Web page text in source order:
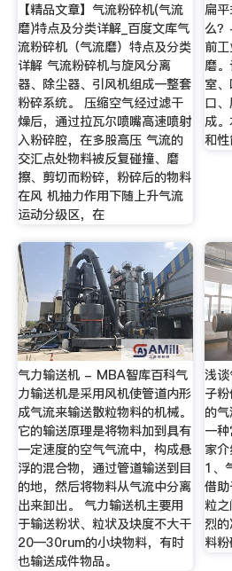
【精品文章】气流粉碎机(气流
磨)特点及分类详解_百度文库气
流粉碎机（气流磨）特点及分类
详解 气流粉碎机与旋风分离
器、除尘器、引风机组成一整套
粉碎系统。 压缩空气经过滤干
燥后，通过拉瓦尔喷嘴高速喷射
入粉碎腔，在多股高压 气流的
交汇点处物料被反复碰撞、磨
擦、剪切而粉碎，粉碎后的物料
在风 机抽力作用下随上升气流
运动分级区，在
扁
么
前
磨
室
口
成
和性
气力输送机 - MBA智库百科气
力输送机是采用风机使管道内形
成气流来输送散粒物料的机械。
它的输送原理是将物料加到具有
一定速度的空气气流中，构成悬
浮的混合物，通过管道输送到目
的地，然后将物料从气流中分离
出来卸出。 气力输送机主要用
于输送粉状、粒状及块度不大干
20—30rum的小块物料，有时
也输送成件物品。
浅
子
的
一
家
1、
借
粒
烈
料粉